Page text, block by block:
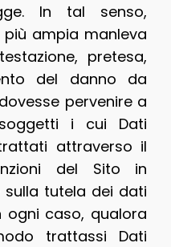
In tal senso,
ampia manleva
pretesa,
del danno da
pervenire a
i cui Dati
attraverso il
del Sito in
sulla tutela dei dati
ogni caso, qualora
trattassi Dati